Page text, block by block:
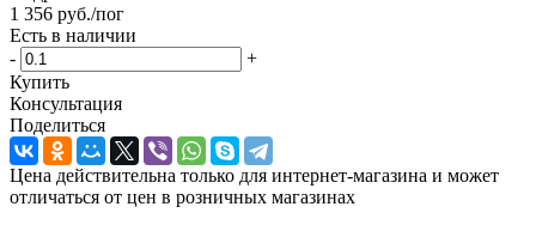
1 356 руб./пог
Есть в наличии
-
+
Купить
Консультация
Поделиться
Цена действительна только для интернет-магазина и может
отличаться от цен в розничных магазинах